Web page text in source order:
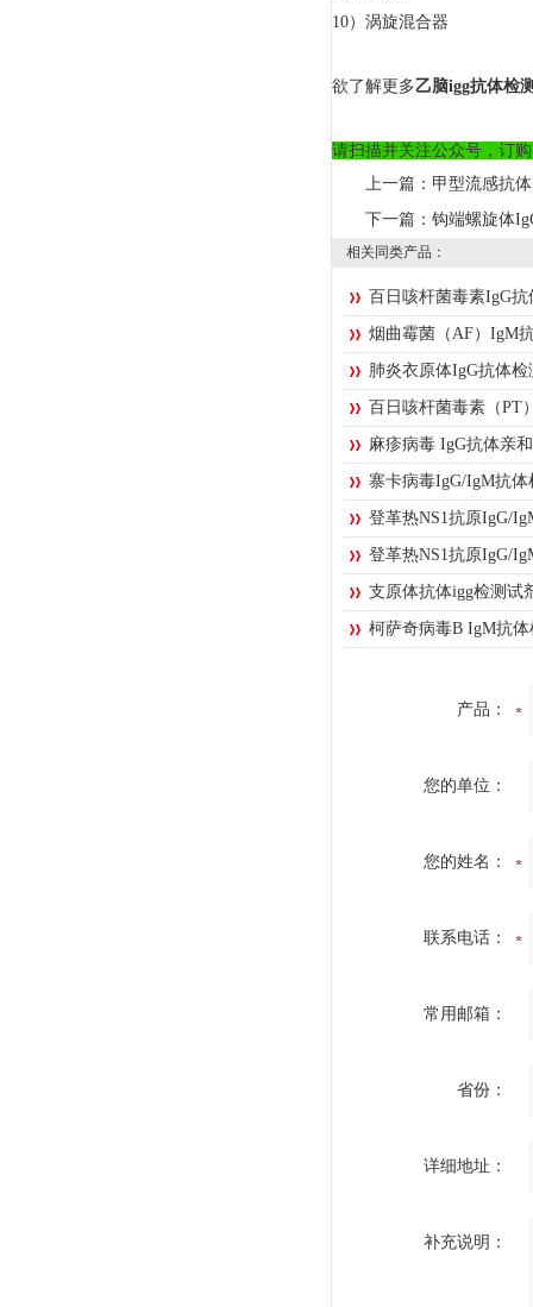
10） 涡旋混合器
欲了解更多乙脑igg抗体检
请扫描并关注公众号，订
上一篇： 甲型流感抗
下一篇： 钩端螺旋体
相关同类产品：
百日咳杆菌毒素IgG
烟曲霉菌（AF）IgM
肺炎衣原体IgG抗体
百日咳杆菌毒素（PT
麻疹病毒 IgG抗体亲
寨卡病毒IgG/IgM抗体
登革热NS1抗原IgG/
登革热NS1抗原IgG/
支原体抗体igg检测试
柯萨奇病毒B IgM抗
产品：
您的单位：
您的姓名：
联系电话：
常用邮箱：
省份：
详细地址：
补充说明：